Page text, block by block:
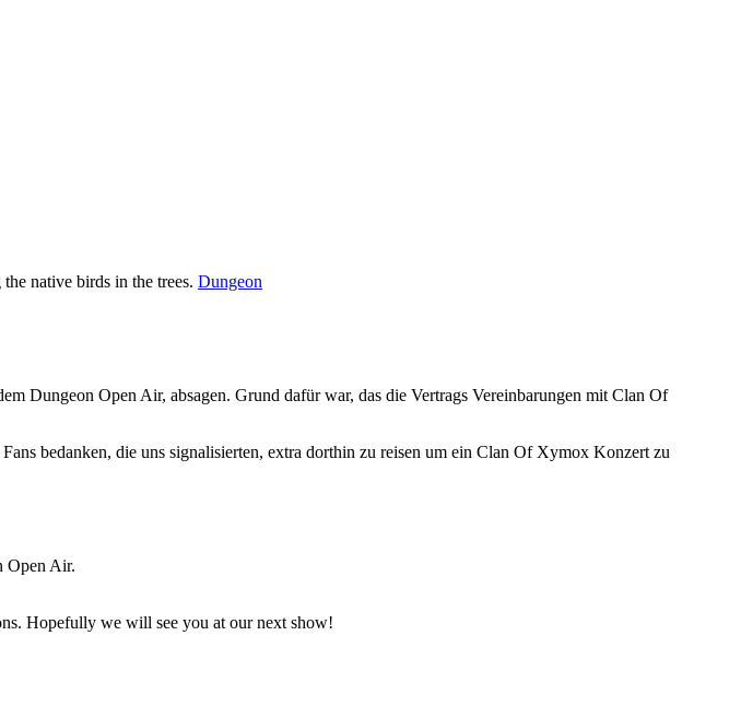
native birds in the trees. Dungeon
Dungeon Open Air, absagen. Grund dafür war, das die Vertrags Vereinbarungen mit Clan Of
bedanken, die uns signalisierten, extra dorthin zu reisen um ein Clan Of Xymox Konzert zu
Open Air.
Hopefully we will see you at our next show!